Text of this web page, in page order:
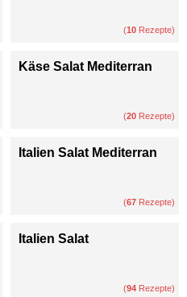
(10 Rezepte)
Käse Salat Mediterran
(20 Rezepte)
Italien Salat Mediterran
(67 Rezepte)
Italien Salat
(94 Rezepte)